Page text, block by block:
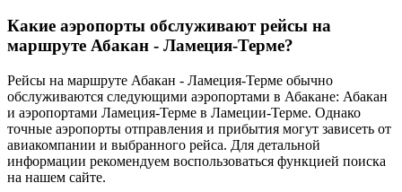
Какие аэропорты обслуживают рейсы на
маршруте Абакан - Ламеция-Терме?
Рейсы на маршруте Абакан - Ламеция-Терме обычно
обслуживаются следующими аэропортами в Абакане: Абакан
и аэропортами Ламеция-Терме в Ламеции-Терме. Однако
точные аэропорты отправления и прибытия могут зависеть от
авиакомпании и выбранного рейса. Для детальной
информации рекомендуем воспользоваться функцией поиска
на нашем сайте.